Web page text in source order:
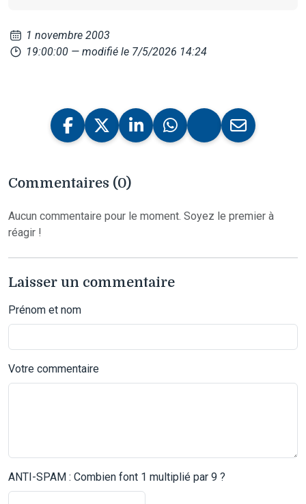
1 novembre 2003
19:00:00 — modifié le 7/5/2026 14:24
Commentaires (0)
Aucun commentaire pour le moment. Soyez le premier à
réagir !
Laisser un commentaire
Prénom et nom
Votre commentaire
ANTI-SPAM : Combien font 1 multiplié par 9 ?